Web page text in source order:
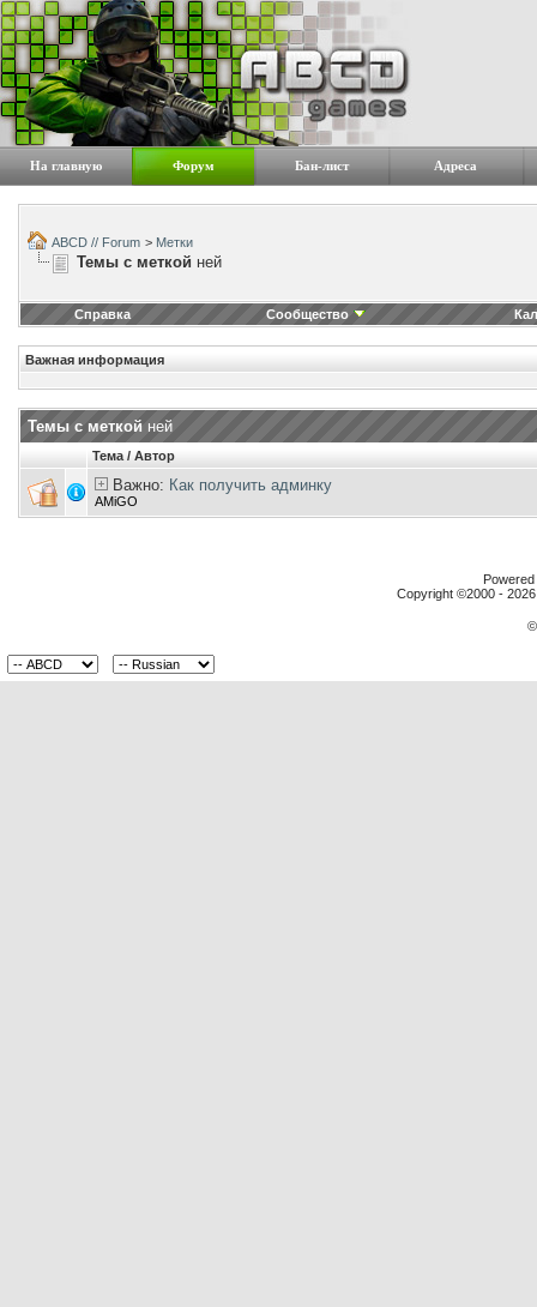
На главную Форум Бан-лист Адреса
ABCD // Forum > Метки
Темы с меткой ней
Справка Сообщество
Важная информация
Темы с меткой ней
Тема / Автор
Важно: Как получить админку
AMiGO
Copyright ©2000 -
©